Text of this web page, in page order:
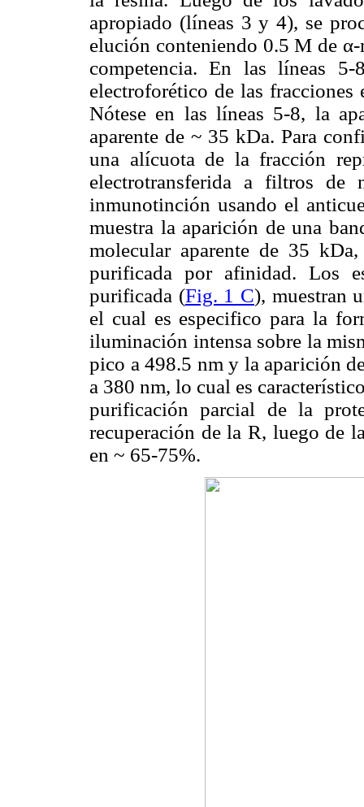
apropiado (líneas 3 y 4), se
elución conteniendo 0.5 M de
competencia. En las líneas
electroforético de las
Nótese en las líneas 5-8, la
aparente de ~ 35 kDa. Para
una alícuota de la fracción
electrotransferida a filtros de
inmunotinción usando el
muestra la aparición de una
molecular aparente de 35
purificada por afinidad. Los
purificada (Fig. 1 C), muestran
el cual es especifico para la
iluminación intensa sobre la
pico a 498.5 nm y la aparición
a 380 nm, lo cual es
purificación parcial de la
recuperación de la R, luego de
en ~ 65-75%.